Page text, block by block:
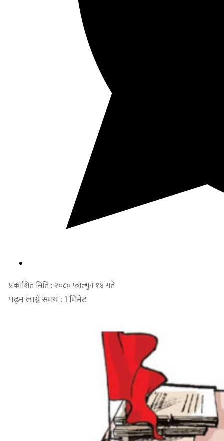
प्रकाशित मिति : २०८० फाल्गुन १४ गते
पढ्न लाग्ने समय : 1 मिनेट